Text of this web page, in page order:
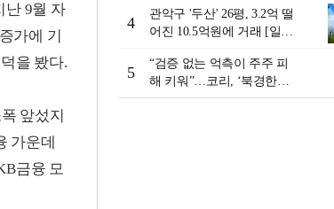
난 9월 자
가에 기
을 봤다.
앞섰지
가운데
금융 모
행 금융그룹의 꿈①]
4
관악구 '두산' 26평, 3.2억 떨
어진 10.5억원에 거래 [일일
5
“검증 없는 억측이 주주 피
해 키워”…코리, ‘북경한미
미수채권 논란’ 정면 반박